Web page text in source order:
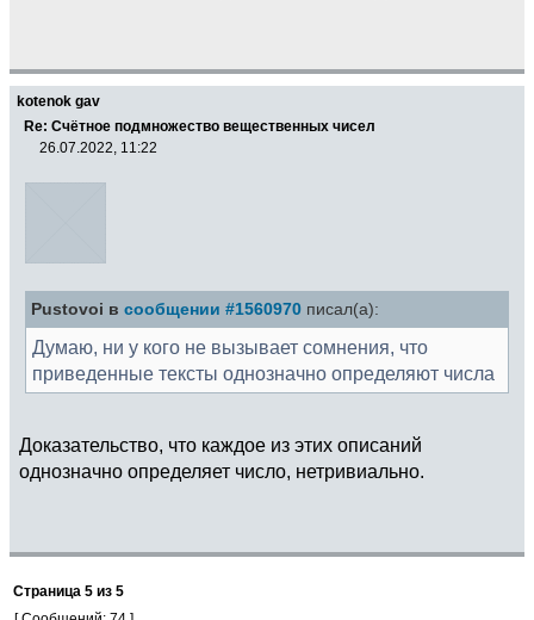
kotenok gav
Re: Счётное подмножество вещественных чисел
26.07.2022, 11:22
Pustovoi в сообщении #1560970 писал(а):
Думаю, ни у кого не вызывает сомнения, что
приведенные тексты однозначно определяют числа
Доказательство, что каждое из этих описаний
однозначно определяет число, нетривиально.
Страница 5 из 5